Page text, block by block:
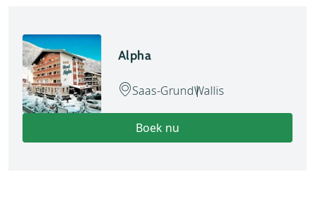
Alpha
Saas-GrundWallis
Boek nu